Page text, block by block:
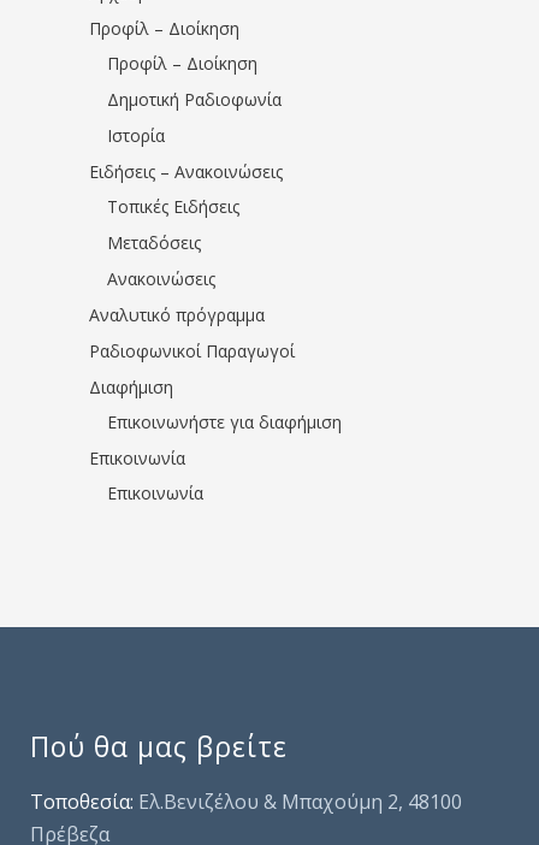
Προφίλ – Διοίκηση
Προφίλ – Διοίκηση
Δημοτική Ραδιοφωνία
Ιστορία
Ειδήσεις – Ανακοινώσεις
Τοπικές Ειδήσεις
Μεταδόσεις
Ανακοινώσεις
Αναλυτικό πρόγραμμα
Ραδιοφωνικοί Παραγωγοί
Διαφήμιση
Επικοινωνήστε για διαφήμιση
Επικοινωνία
Επικοινωνία
Πού θα μας βρείτε
Τοποθεσία: Ελ.Βενιζέλου & Μπαχούμη 2, 48100
Πρέβεζα